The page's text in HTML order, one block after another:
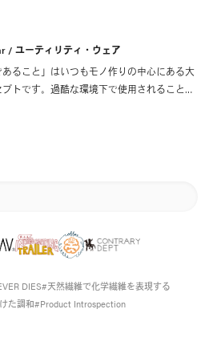
リーとスタリスト、スティーヴン・マンに
毎号、編集部からの注文は「本誌テーマに沿
こと」のみ。二人のクリエイティビティが
/ ユーティリティ・ウェア
あること」はいつもモノ作りの中心にある大
トです。過酷な環境下で使用されることの
DIES#天然繊維で化学繊維を表現する
た調和#Product Introspection